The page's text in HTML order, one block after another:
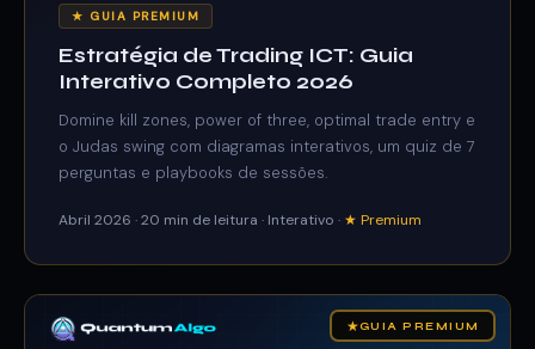
★ GUIA PREMIUM
Estratégia de Trading ICT: Guia
Interativo Completo 2026
Domine kill zones, power of three, optimal trade entry e
o Judas swing com diagramas interativos, um quiz de 7
perguntas e playbooks de sessões.
Abril 2026 · 20 min de leitura · Interativo · ★ Premium
★GUIA PREMIUM